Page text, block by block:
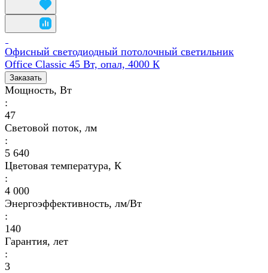
Офисный светодиодный потолочный светильник
Office Classic 45 Вт, опал, 4000 К
Заказать
Мощность, Вт
:
47
Световой поток, лм
:
5 640
Цветовая температура, К
:
4 000
Энергоэффективность, лм/Вт
:
140
Гарантия, лет
:
3